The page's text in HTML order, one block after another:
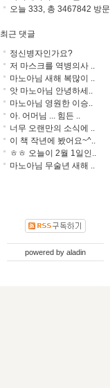
오늘 333, 총 3467842 방문
최근 댓글
정신병자인가요?
저 마스크를 역병의사 ..
마노아님 새해 복많이 ..
앗 마노아님 안녕하세..
마노아님 영원한 이승..
아. 어머님 ... 힘든 ..
너무 오랜만의 소식에 ..
이 책 작년에 봤어요~^..
ㅎㅎ 오늘이 2월 1일인..
마노아님 무술년 새해 ..
powered by aladin